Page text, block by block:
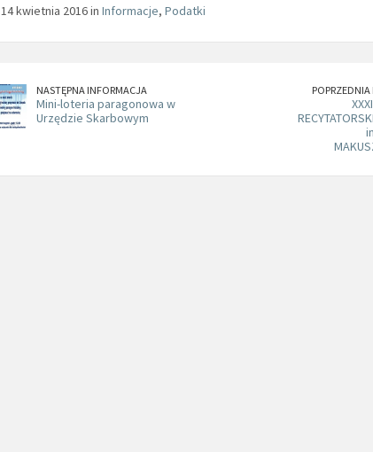
14 kwietnia 2016 in Informacje, Podatki
NASTĘPNA INFORMACJA
Mini-loteria paragonowa w
Urzędzie Skarbowym